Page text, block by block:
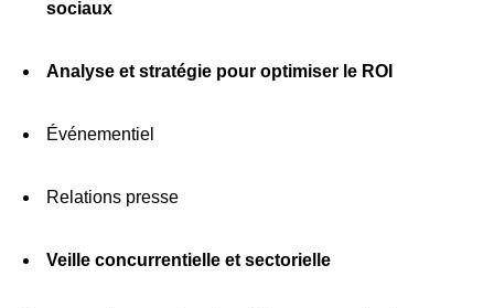
sociaux
Analyse et stratégie pour optimiser le ROI
Événementiel
Relations presse
Veille concurrentielle et sectorielle